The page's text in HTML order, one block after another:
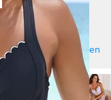
Alle anzeigen
Neuheiten